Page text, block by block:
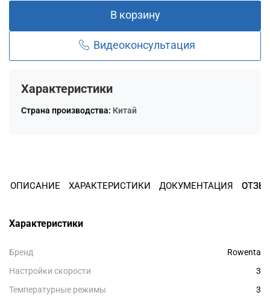
В корзину
Видеоконсультация
Характеристики
Страна производства: Китай
ОПИСАНИЕ ХАРАКТЕРИСТИКИ ДОКУМЕНТАЦИЯ
Характеристики
Бренд
Rowenta
Настройки скорости
3
Температурные режимы
3
раз в 2 недели
Остались вопросы?
plait.ru